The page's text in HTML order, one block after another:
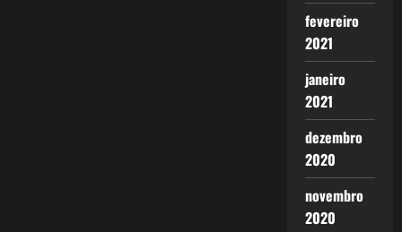
fevereiro
2021
janeiro
2021
dezembro
2020
novembro
2020